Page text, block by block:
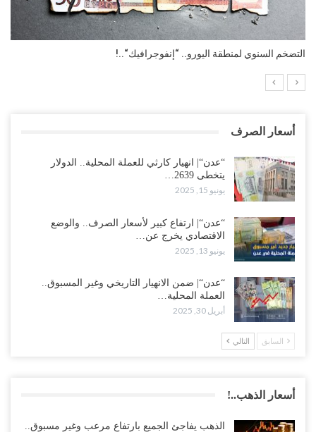
التضخم السنوي لمنطقة اليورو.. “إنفوجرافيك“..!
أسعار الصرف
“عدن“| انهيار كارثي للعملة المحلية.. الدولار
يتخطى 2639…
يونيو 15, 2025
“عدن“| ارتفاع كبير لأسعار الصرف.. والوضع
الاقتصادي يخرج عن…
يونيو 13, 2025
“عدن“| ضمن الانهيار التاريخي وغير المسبوق..
العملة المحلية…
أبريل 30, 2025
السابق التالي
أسعار الذهب..!
الذهب يفاجئ الجميع بارتفاع مرعب وغير مسبوق..